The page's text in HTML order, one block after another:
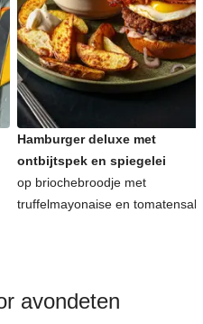
avondeten
voor avondeten
Hamburger deluxe met
ontbijtspek en spiegelei
op briochebroodje met
truffelmayonaise en
avondeten